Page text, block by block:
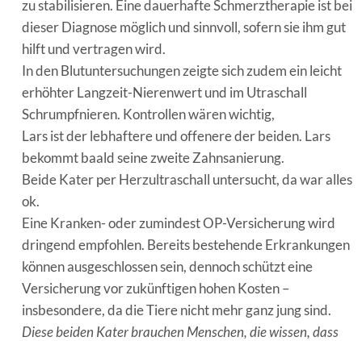
zu stabilisieren. Eine dauerhafte Schmerztherapie ist bei
dieser Diagnose möglich und sinnvoll, sofern sie ihm gut
hilft und vertragen wird.
In den Blutuntersuchungen zeigte sich zudem ein leicht
erhöhter Langzeit-Nierenwert und im Utraschall
Schrumpfnieren. Kontrollen wären wichtig,
Lars ist der lebhaftere und offenere der beiden. Lars
bekommt baald seine zweite Zahnsanierung.
Beide Kater per Herzultraschall untersucht, da war alles
ok.
Eine Kranken- oder zumindest OP-Versicherung wird
dringend empfohlen. Bereits bestehende Erkrankungen
können ausgeschlossen sein, dennoch schützt eine
Versicherung vor zukünftigen hohen Kosten –
insbesondere, da die Tiere nicht mehr ganz jung sind.
Diese beiden Kater brauchen Menschen, die wissen, dass